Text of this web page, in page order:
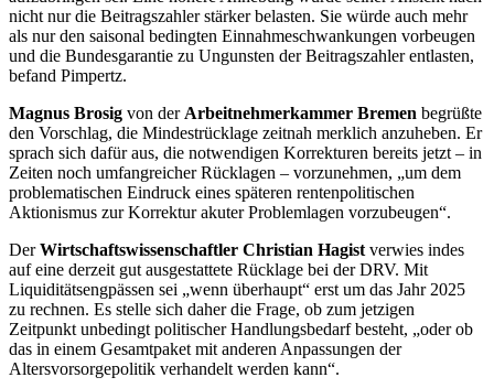
nicht nur die Beitragszahler stärker belasten. Sie würde auch mehr
als nur den saisonal bedingten Einnahmeschwankungen vorbeugen
und die Bundesgarantie zu Ungunsten der Beitragszahler entlasten,
befand Pimpertz.
Magnus Brosig von der Arbeitnehmerkammer Bremen begrüßte
den Vorschlag, die Mindestrücklage zeitnah merklich anzuheben. Er
sprach sich dafür aus, die notwendigen Korrekturen bereits jetzt – in
Zeiten noch umfangreicher Rücklagen – vorzunehmen, „um dem
problematischen Eindruck eines späteren rentenpolitischen
Aktionismus zur Korrektur akuter Problemlagen vorzubeugen“.
DerWirtschaftswissenschaftler Christian Hagist verwies indes
auf eine derzeit gut ausgestattete Rücklage bei der DRV. Mit
Liquiditätsengpässen sei „wenn überhaupt“ erst um das Jahr 2025
zu rechnen. Es stelle sich daher die Frage, ob zum jetzigen
Zeitpunkt unbedingt politischer Handlungsbedarf besteht, „oder ob
das in einem Gesamtpaket mit anderen Anpassungen der
Altersvorsorgepolitik verhandelt werden kann“.